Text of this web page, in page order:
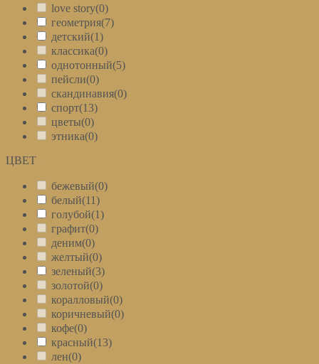
love story(0)
геометрия(7)
детский(1)
классика(0)
однотонный(5)
пейсли(0)
скандинавия(0)
спорт(13)
цветы(0)
этника(0)
ЦВЕТ
бежевый(0)
белый(11)
голубой(1)
графит(0)
деним(0)
желтый(0)
зеленый(3)
золотой(0)
коралловый(0)
коричневый(0)
кофе(0)
красный(13)
лен(0)